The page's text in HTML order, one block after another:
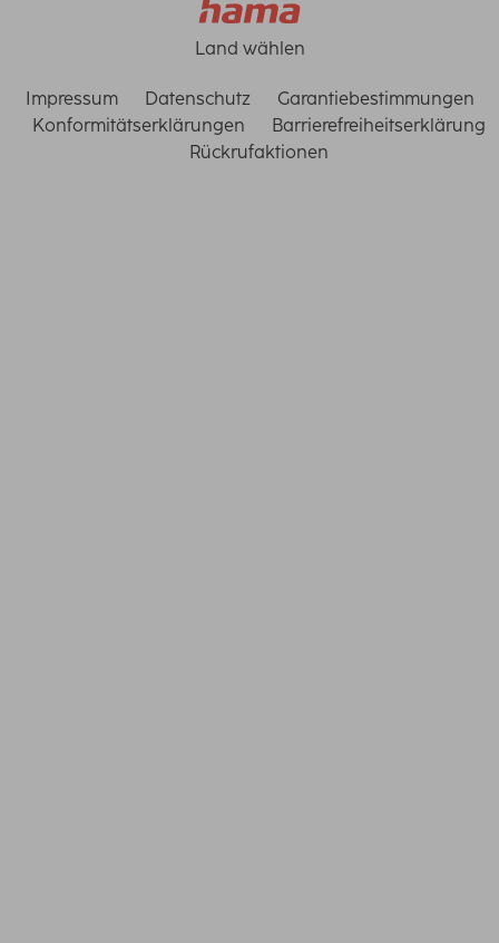
Land wählen
Impressum Datenschutz
Garantiebestimmungen
Konformitätserklärungen
Barrierefreiheitserklärung
Rückrufaktionen